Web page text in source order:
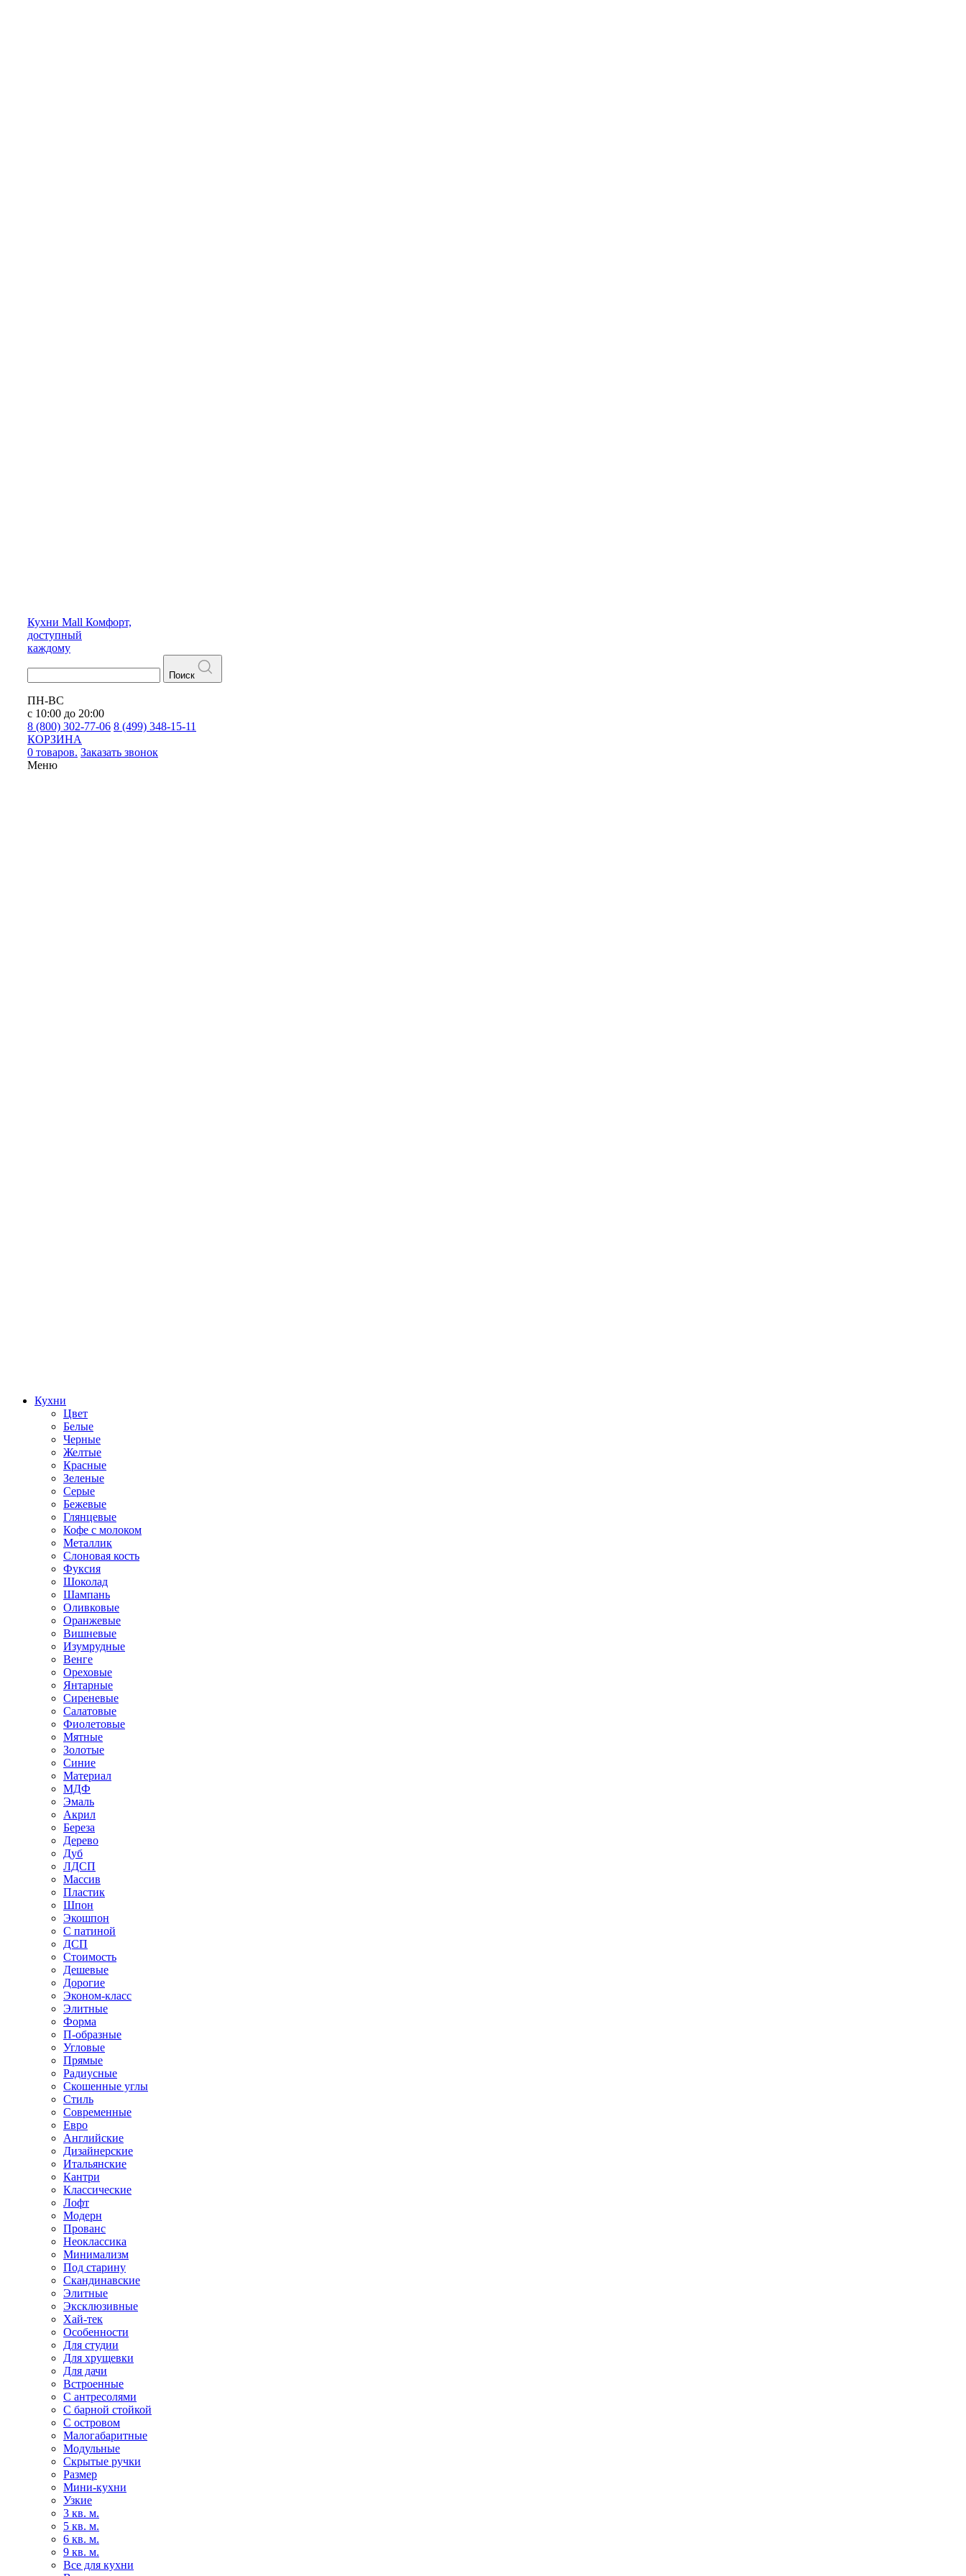
Кухни Mall Комфорт,
доступный
каждому
Поиск
ПН-ВС
с 10:00 до 20:00
8 (800) 302-77-06 8 (499) 348-15-11
КОРЗИНА
0 товаров. Заказать звонок
Меню
Кухни
Цвет
Белые
Черные
Желтые
Красные
Зеленые
Серые
Бежевые
Глянцевые
Кофе с молоком
Металлик
Слоновая кость
Фуксия
Шоколад
Шампань
Оливковые
Оранжевые
Вишневые
Изумрудные
Венге
Ореховые
Янтарные
Сиреневые
Салатовые
Фиолетовые
Мятные
Золотые
Синие
Материал
МДФ
Эмаль
Акрил
Береза
Дерево
Дуб
ЛДСП
Массив
Пластик
Шпон
Экошпон
С патиной
ДСП
Стоимость
Дешевые
Дорогие
Эконом-класс
Элитные
Форма
П-образные
Угловые
Прямые
Радиусные
Скошенные углы
Стиль
Современные
Евро
Английские
Дизайнерские
Итальянские
Кантри
Классические
Лофт
Модерн
Прованс
Неоклассика
Минимализм
Под старину
Скандинавские
Элитные
Эксклюзивные
Хай-тек
Особенности
Для студии
Для хрущевки
Для дачи
Встроенные
С антресолями
С барной стойкой
С островом
Малогабаритные
Модульные
Скрытые ручки
Размер
Мини-кухни
Узкие
3 кв. м.
5 кв. м.
6 кв. м.
9 кв. м.
Все для кухни